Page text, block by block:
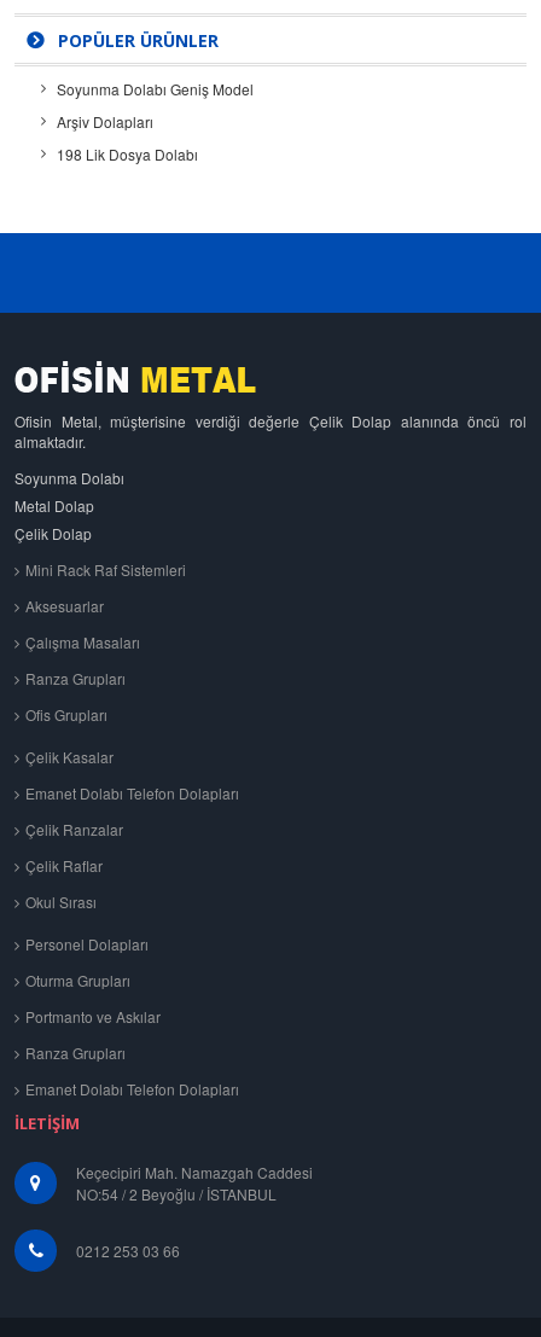
POPÜLER ÜRÜNLER
Soyunma Dolabı Geniş Model
Arşiv Dolapları
198 Lik Dosya Dolabı
Ofisin Metal, müşterisine verdiği değerle Çelik Dolap alanında öncü rol
almaktadır.
Soyunma Dolabı
Metal Dolap
Çelik Dolap
Mini Rack Raf Sistemleri
Aksesuarlar
Çalışma Masaları
Ranza Grupları
Ofis Grupları
Çelik Kasalar
Emanet Dolabı Telefon Dolapları
Çelik Ranzalar
Çelik Raflar
Okul Sırası
Personel Dolapları
Oturma Grupları
Portmanto ve Askılar
Ranza Grupları
Emanet Dolabı Telefon Dolapları
İLETIŞIM
Keçecipiri Mah. Namazgah Caddesi
NO:54 / 2 Beyoğlu / İSTANBUL
0212 253 03 66